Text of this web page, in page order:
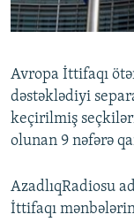
AZADLIQRADIOSU
XƏBƏR
RFE/RL-in
Avropa İttifaqı
dəstəklədiyi
keçirilmiş
olunan 9 nəfərə
AzadlıqRadiosu
İttifaqı